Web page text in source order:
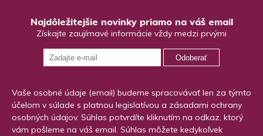
Najdôležitejšie novinky priamo na váš email
Získajte zaujímavé informácie vždy medzi prvými
Odoberať
Vaše osobné údaje (email) budeme spracovávať len za týmto
účelom v súlade s platnou legislatívou a zásadami ochrany
osobných údajov. Súhlas potvrdíte kliknutím na odkaz, ktorý
vám pošleme na váš email. Súhlas môžete kedykoľvek